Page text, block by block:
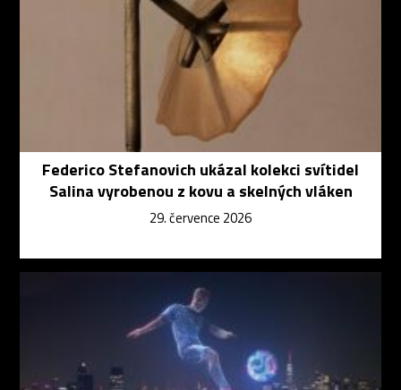
Federico Stefanovich ukázal kolekci svítidel
Salina vyrobenou z kovu a skelných vláken
29. července 2026